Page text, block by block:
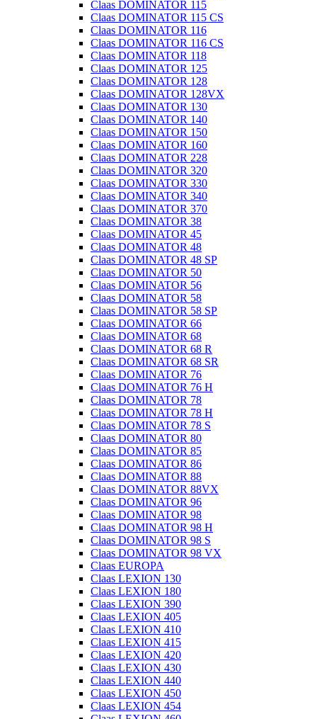
Claas DOMINATOR 115
Claas DOMINATOR 115 CS
Claas DOMINATOR 116
Claas DOMINATOR 116 CS
Claas DOMINATOR 118
Claas DOMINATOR 125
Claas DOMINATOR 128
Claas DOMINATOR 128VX
Claas DOMINATOR 130
Claas DOMINATOR 140
Claas DOMINATOR 150
Claas DOMINATOR 160
Claas DOMINATOR 228
Claas DOMINATOR 320
Claas DOMINATOR 330
Claas DOMINATOR 340
Claas DOMINATOR 370
Claas DOMINATOR 38
Claas DOMINATOR 45
Claas DOMINATOR 48
Claas DOMINATOR 48 SP
Claas DOMINATOR 50
Claas DOMINATOR 56
Claas DOMINATOR 58
Claas DOMINATOR 58 SP
Claas DOMINATOR 66
Claas DOMINATOR 68
Claas DOMINATOR 68 R
Claas DOMINATOR 68 SR
Claas DOMINATOR 76
Claas DOMINATOR 76 H
Claas DOMINATOR 78
Claas DOMINATOR 78 H
Claas DOMINATOR 78 S
Claas DOMINATOR 80
Claas DOMINATOR 85
Claas DOMINATOR 86
Claas DOMINATOR 88
Claas DOMINATOR 88VX
Claas DOMINATOR 96
Claas DOMINATOR 98
Claas DOMINATOR 98 H
Claas DOMINATOR 98 S
Claas DOMINATOR 98 VX
Claas EUROPA
Claas LEXION 130
Claas LEXION 180
Claas LEXION 390
Claas LEXION 405
Claas LEXION 410
Claas LEXION 415
Claas LEXION 420
Claas LEXION 430
Claas LEXION 440
Claas LEXION 450
Claas LEXION 454